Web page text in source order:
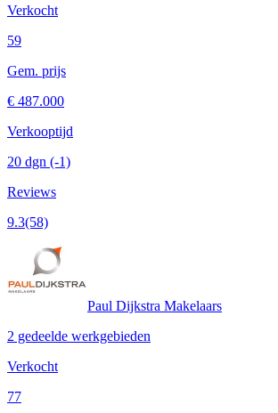
Verkocht
59
Gem. prijs
€ 487.000
Verkooptijd
20 dgn (-1)
Reviews
9.3(58)
Paul Dijkstra Makelaars
2 gedeelde werkgebieden
Verkocht
77